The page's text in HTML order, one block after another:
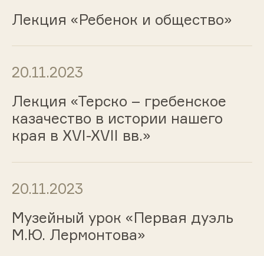
Лекция «Ребенок и общество»
20.11.2023
Лекция «Терско – гребенское
казачество в истории нашего
края в XVI-XVII вв.»
20.11.2023
Музейный урок «Первая дуэль
М.Ю. Лермонтова»